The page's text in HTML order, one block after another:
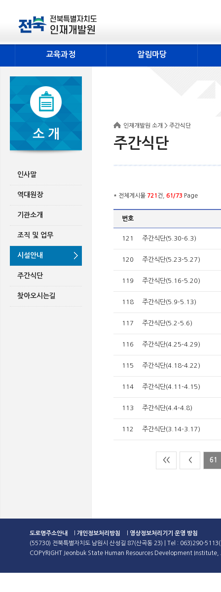
교육과정 알림마당
소 개
인사말
역대원장
기관소개
조직 및 업무
시설안내
주간식단
찾아오시는길
인재개발원 소개 > 주간식단
주간식단
* 전체게시물 721 건, 61/73 Page
번호
121 주간식단(5.30-6.3)
120 주간식단(5.23-5.27)
119 주간식단(5.16-5.20)
118 주간식단(5.9-5.13)
117 주간식단(5.2-5.6)
116 주간식단(4.25-4.29)
115 주간식단(4.18-4.22)
114 주간식단(4.11-4.15)
113 주간식단(4.4-4.8)
112 주간식단(3.14-3.17)
<< < 61
도로명주소안내 개인정보처리방침
영상정보처리기기 운영 방침
(55730) 전북특별자치도 남원시 산성길 87(산곡동 23) | Tel : 063)290-
COPYRIGHT Jeonbuk State Human Resources Development